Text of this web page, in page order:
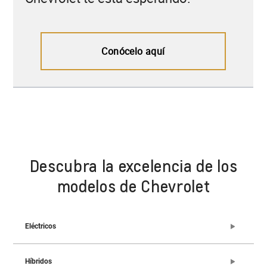
Descubra la excelencia de los
modelos de Chevrolet
Eléctricos
Híbridos